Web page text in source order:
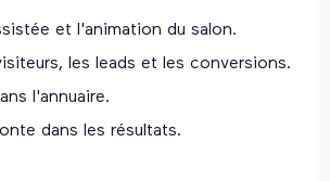
et l'animation du salon.
les leads et les conversions.
l'annuaire.
dans les résultats.